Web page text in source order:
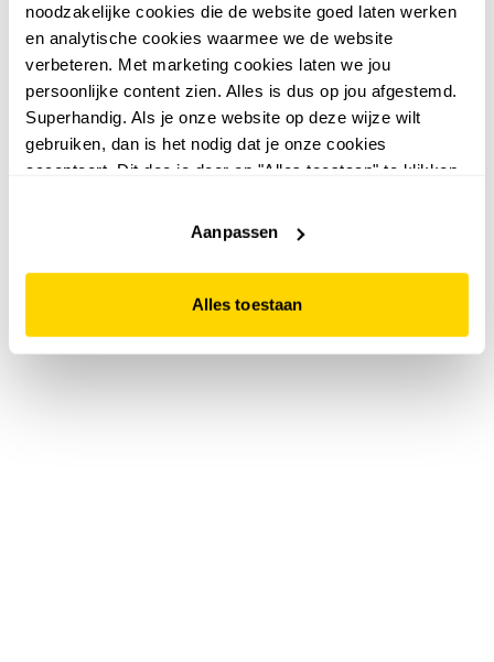
noodzakelijke cookies die de website goed laten werken
en analytische cookies waarmee we de website
verbeteren. Met marketing cookies laten we jou
persoonlijke content zien. Alles is dus op jou afgestemd.
Superhandig. Als je onze website op deze wijze wilt
gebruiken, dan is het nodig dat je onze cookies
accepteert. Dit doe je door op "Alles toestaan" te klikken.
website niet optimaal functioneert.
Aanpassen
Alles toestaan